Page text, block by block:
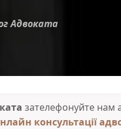
Адвоката
зателефонуйте нам
консультації